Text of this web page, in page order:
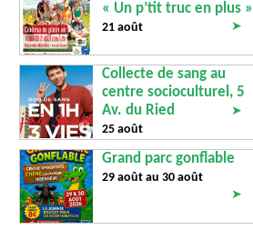
« Un p’tit truc en plus »
21 août ➤
Collecte de sang au
centre socioculturel, 5
Av. du Ried
25 août
➤
Grand parc gonflable
29 août au 30 août
➤